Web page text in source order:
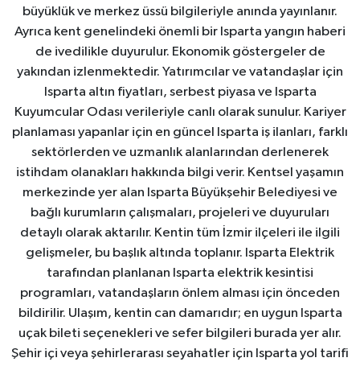
büyüklük ve merkez üssü bilgileriyle anında yayınlanır.
Ayrıca kent genelindeki önemli bir Isparta yangın haberi
de ivedilikle duyurulur. Ekonomik göstergeler de
yakından izlenmektedir. Yatırımcılar ve vatandaşlar için
Isparta altın fiyatları, serbest piyasa ve Isparta
Kuyumcular Odası verileriyle canlı olarak sunulur. Kariyer
planlaması yapanlar için en güncel Isparta iş ilanları, farklı
sektörlerden ve uzmanlık alanlarından derlenerek
istihdam olanakları hakkında bilgi verir. Kentsel yaşamın
merkezinde yer alan Isparta Büyükşehir Belediyesi ve
bağlı kurumların çalışmaları, projeleri ve duyuruları
detaylı olarak aktarılır. Kentin tüm İzmir ilçeleri ile ilgili
gelişmeler, bu başlık altında toplanır. Isparta Elektrik
tarafından planlanan Isparta elektrik kesintisi
programları, vatandaşların önlem alması için önceden
bildirilir. Ulaşım, kentin can damarıdır; en uygun Isparta
uçak bileti seçenekleri ve sefer bilgileri burada yer alır.
Şehir içi veya şehirlerarası seyahatler için Isparta yol tarifi